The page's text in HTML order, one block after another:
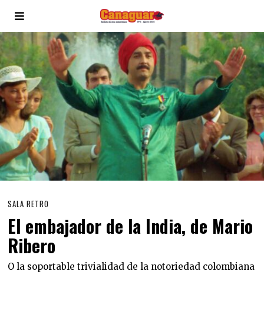
SALA RETRO
El embajador de la India, de Mario
Ribero
O la soportable trivialidad de la notoriedad colombiana